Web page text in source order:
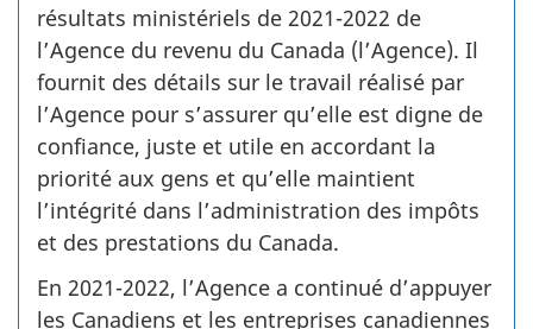
résultats ministériels de 2021-2022 de
l’Agence du revenu du Canada (l’Agence). Il
fournit des détails sur le travail réalisé par
l’Agence pour s’assurer qu’elle est digne de
confiance, juste et utile en accordant la
priorité aux gens et qu’elle maintient
l’intégrité dans l’administration des impôts
et des prestations du Canada.
En 2021-2022, l’Agence a continué d’appuyer
les Canadiens et les entreprises canadiennes